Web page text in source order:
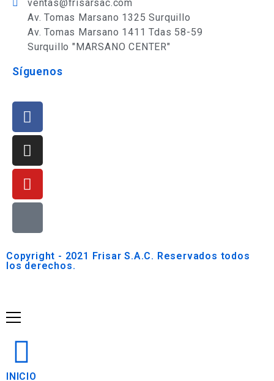
ventas@frisarsac.com
Av. Tomas Marsano 1325 Surquillo
Av. Tomas Marsano 1411 Tdas 58-59
Surquillo "MARSANO CENTER"
Síguenos
Copyright - 2021 Frisar S.A.C. Reservados todos
los derechos.
INICIO